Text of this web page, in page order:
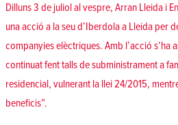
Dilluns 3 de juliol al vespre, Arran Lleida i
una acció a la seu d’Iberdola a Lleida per
companyies elèctriques. Amb l’acció s’ha
continuat fent talls de subministrament a
residencial, vulnerant la llei 24/2015,
beneficis”.